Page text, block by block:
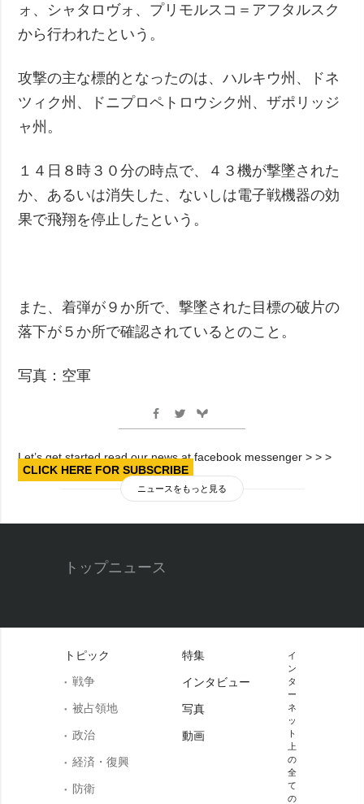
ォ、シャタロヴォ、プリモルスコ＝アフタルスク
から行われたという。
攻撃の主な標的となったのは、ハルキウ州、ドネ
ツィク州、ドニプロペトロウシク州、ザポリッジ
ャ州。
１４日８時３０分の時点で、４３機が撃墜された
か、あるいは消失した、ないしは電子戦機器の効
果で飛翔を停止したという。
また、着弾が９か所で、撃墜された目標の破片の
落下が５か所で確認されているとのこと。
写真：空軍
Let’s get started read our news at facebook messenger > > >
CLICK HERE FOR SUBSCRIBE
ニュースをもっと見る
トップニュース
トピック
戦争
被占領地
政治
経済・復興
防衛
特集
インタビュー
写真
動画
イ
ン
タ
ー
ネ
ッ
ト
上
の
全
て
の